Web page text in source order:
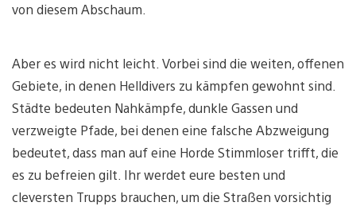
von diesem Abschaum.
Aber es wird nicht leicht. Vorbei sind die weiten, offenen
Gebiete, in denen Helldivers zu kämpfen gewohnt sind.
Städte bedeuten Nahkämpfe, dunkle Gassen und
verzweigte Pfade, bei denen eine falsche Abzweigung
bedeutet, dass man auf eine Horde Stimmloser trifft, die
es zu befreien gilt. Ihr werdet eure besten und
cleversten Trupps brauchen, um die Straßen vorsichtig